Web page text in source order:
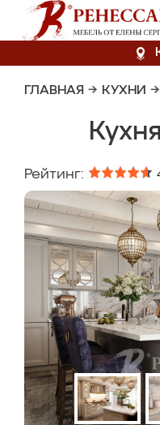
ГЛАВНАЯ → КУХНИ →
Рейтинг: